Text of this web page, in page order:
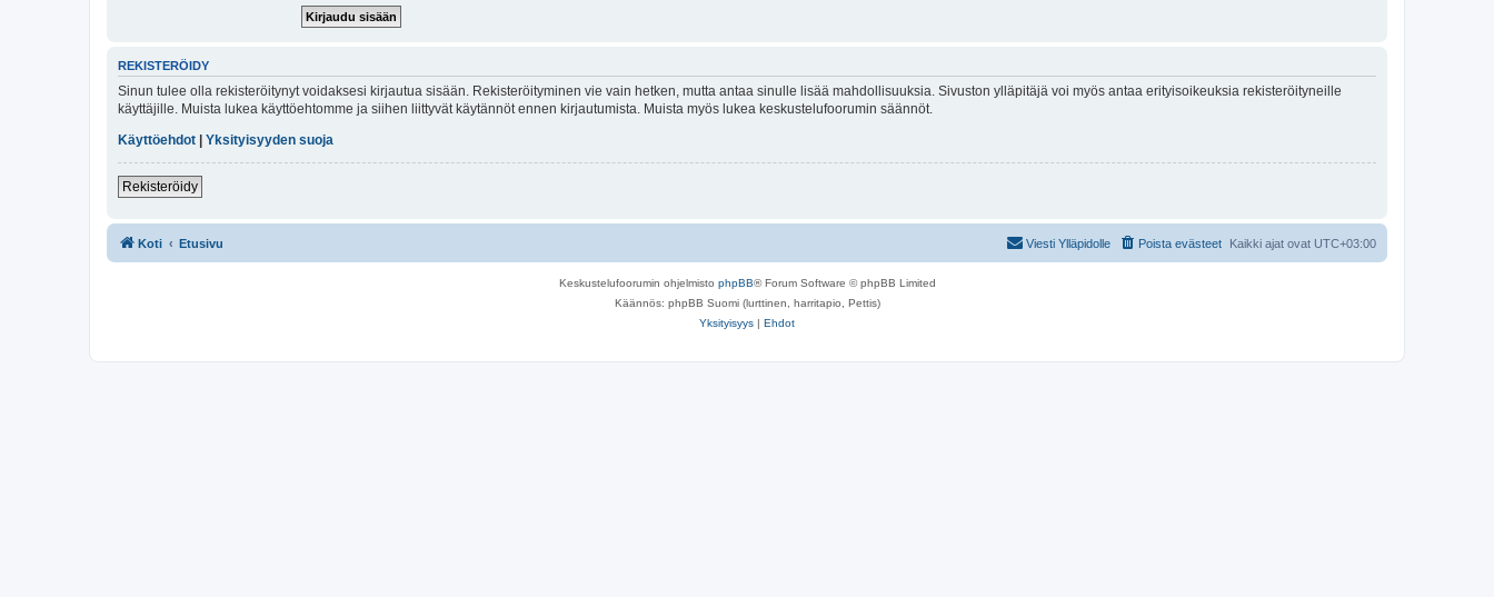
REKISTERÖIDY
Sinun tulee olla rekisteröitynyt voidaksesi kirjautua sisään. Rekisteröityminen vie vain hetken, mutta antaa sinulle lisää mahdollisuuksia. Sivuston ylläpitäjä voi myös antaa erityisoikeuksia rekisteröityneille
käyttäjille. Muista lukea käyttöehtomme ja siihen liittyvät käytännöt ennen kirjautumista. Muista myös lukea keskustelufoorumin säännöt.
Käyttöehdot
Yksityisyyden suoja
Rekisteröidy
Koti Etusivu Kaikki ajat ovat UTC+03:00
Poista evästeet
Viesti Ylläpidolle
Keskustelufoorumin ohjelmisto phpBB® Forum Software © phpBB Limited
Käännös: phpBB Suomi (lurttinen, harritapio, Pettis)
Yksityisyys | Ehdot